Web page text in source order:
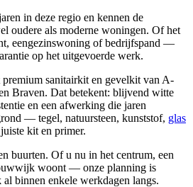
in deze regio en kennen de
oudere als moderne woningen. Of het
eengezinswoning of bedrijfspand —
op het uitgevoerde werk.
sanitairkit en gevelkit van A-
Braven. Dat betekent: blijvend witte
en een afwerking die jaren
— tegel, natuursteen, kunststof, glas
kit en primer.
buurten. Of u nu in het centrum, een
woont — onze planning is
binnen enkele werkdagen langs.